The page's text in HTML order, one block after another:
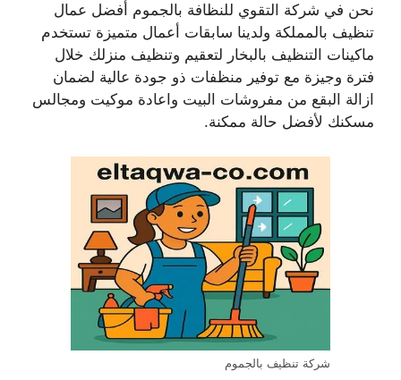
نحن في شركة التقوي للنظافة بالجموم أفضل عمال
تنظيف بالمملكة ولدينا سابقات أعمال متميزة تستخدم
ماكينات التنظيف بالبخار لتعقيم وتنظيف منزلك خلال
فترة وجيزة مع توفير منظفات ذو جودة عالية لضمان
ازالة البقع من مفروشات البيت واعادة موكيت ومجالس
مسكنك لأفضل حالة ممكنة.
شركة تنظيف بالجموم